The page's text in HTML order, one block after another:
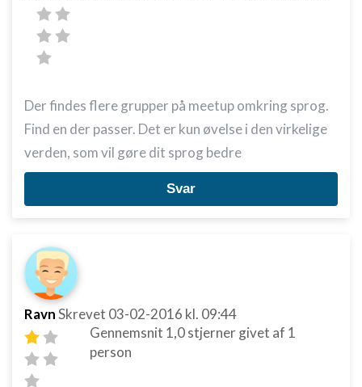
Der findes flere grupper på meetup omkring sprog.
Find en der passer. Det er kun øvelse i den virkelige
verden, som vil gøre dit sprog bedre
Svar
RavnSkrevet 03-02-2016 kl. 09:44
Gennemsnit 1,0stjerner givet af 1
person